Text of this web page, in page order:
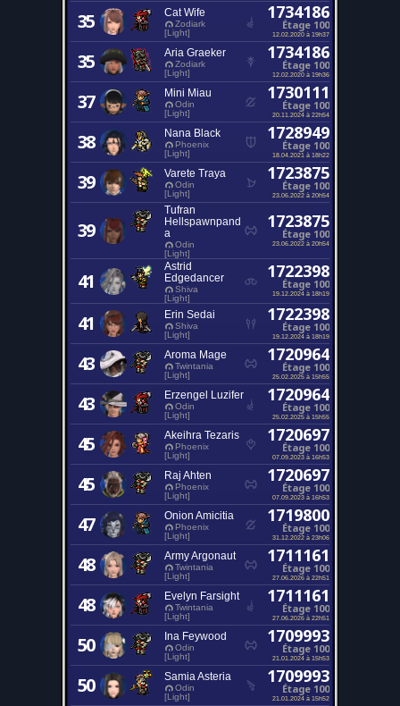
35 Cat Wife
Zodiark
[Light]
1734186
Étage 100
12.02.2020 à 19h37
35 Aria Graeker
Zodiark
[Light]
1734186
Étage 100
12.02.2020 à 19h36
37 Mini Miau
Odin
[Light]
1730111
Étage 100
20.11.2024 à 22h54
38 Nana Black
Phoenix
[Light]
1728949
Étage 100
18.04.2021 à 18h22
39 Varete Traya
Odin
[Light]
1723875
Étage 100
23.06.2022 à 20h54
39
Tufran
Hellspawnpand
a
Odin
[Light]
1723875
Étage 100
23.06.2022 à 20h54
41
Astrid
Edgedancer
Shiva
[Light]
1722398
Étage 100
19.12.2024 à 18h19
41 Erin Sedai
Shiva
[Light]
1722398
Étage 100
19.12.2024 à 18h19
43 Aroma Mage
Twintania
[Light]
1720964
Étage 100
25.02.2025 à 15h55
43 Erzengel Luzifer
Odin
[Light]
1720964
Étage 100
25.02.2025 à 15h55
45 Akeihra Tezaris
Phoenix
[Light]
1720697
Étage 100
07.09.2023 à 16h53
45 Raj Ahten
Phoenix
[Light]
1720697
Étage 100
07.09.2023 à 16h53
47 Onion Amicitia
Phoenix
[Light]
1719800
Étage 100
31.12.2022 à 23h06
48 Army Argonaut
Twintania
[Light]
1711161
Étage 100
27.06.2026 à 22h51
48 Evelyn Farsight
Twintania
[Light]
1711161
Étage 100
27.06.2026 à 22h51
50 Ina Feywood
Odin
[Light]
1709993
Étage 100
21.01.2024 à 15h53
50 Samia Asteria
Odin
[Light]
1709993
Étage 100
21.01.2024 à 15h52